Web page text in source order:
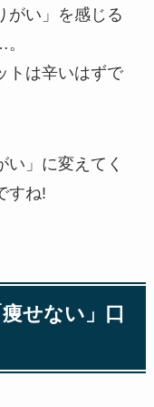
がい」を感じる
トは辛いはずで
い」に変えてく
すね!
せない」口